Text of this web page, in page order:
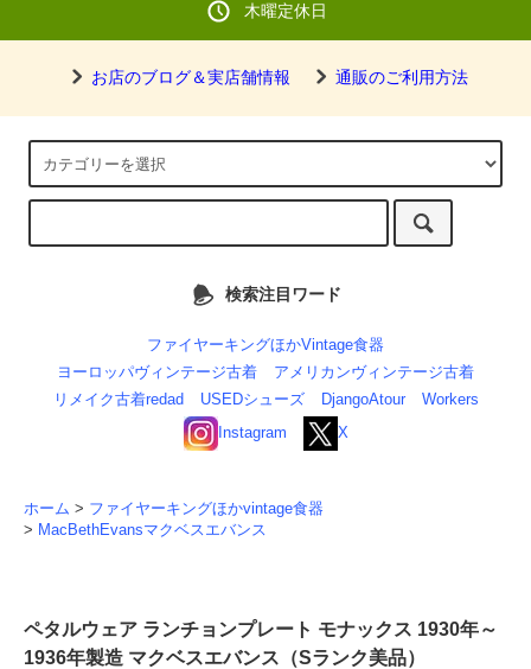
木曜定休日
お店のブログ＆実店舗情報 通販のご利用方法
検索注目ワード
ファイヤーキングほかVintage食器
ヨーロッパヴィンテージ古着
アメリカンヴィンテージ古着
リメイク古着redad
USEDシューズ DjangoAtour
Workers
Instagram
X
ホーム > ファイヤーキングほかvintage食器
> MacBethEvansマクベスエバンス
ペタルウェア ランチョンプレート モナックス 1930年～
1936年製造 マクベスエバンス（Sランク美品）